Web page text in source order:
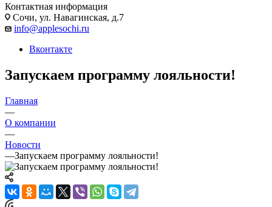
Контактная информация
Сочи, ул. Навагинская, д.7
info@applesochi.ru
Вконтакте
Запускаем программу лояльности!
Главная
—
О компании
—
Новости
—Запускаем программу лояльности!